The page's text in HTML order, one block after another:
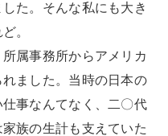
た。そんな私にも大き
。
属事務所からアメリカ
ました。当時の日本の
事なんてなく、二〇代
族の生計も支えていた